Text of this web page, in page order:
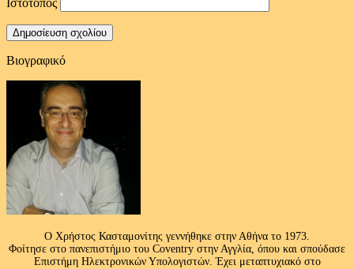
Βιογραφικό
Ο Χρήστος Κασταμονίτης γεννήθηκε στην Αθήνα το 1973.
Φοίτησε στο πανεπιστήμιο του Coventry στην Αγγλία, όπου και σπούδασε
Επιστήμη Ηλεκτρονικών Υπολογιστών. Έχει μεταπτυχιακό στο